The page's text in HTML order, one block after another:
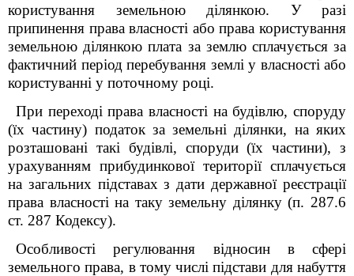
користування земельною ділянкою. У разі
припинення права власності або права користування
земельною ділянкою плата за землю сплачується за
фактичний період перебування землі у власності або
користуванні у поточному році.
При переході права власності на будівлю, споруду
(їх частину) податок за земельні ділянки, на яких
розташовані такі будівлі, споруди (їх частини), з
урахуванням прибудинкової території сплачується
на загальних підставах з дати державної реєстрації
права власності на таку земельну ділянку (п. 287.6
ст. 287 Кодексу).
Особливості регулювання відносин в сфері
земельного права, в тому числі підстави для набуття